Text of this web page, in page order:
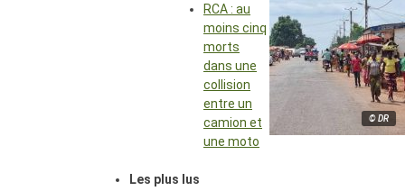
© DR
RCA : au
moins cinq
morts
dans une
collision
entre un
camion et
une moto
Les plus lus